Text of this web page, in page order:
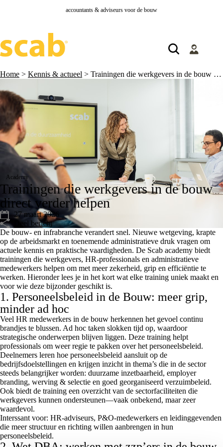
accountants & adviseurs voor de bouw
Home > Kennis & actueel > Trainingen die werkgevers in de bouw direct verder helpen
Academy
Trainingen die werkgevers in de bouw
direct verder helpen
27 maart 2026
Deel bericht
De bouw- en infrabranche verandert snel. Nieuwe wetgeving, krapte
op de arbeidsmarkt en toenemende administratieve druk vragen om
actuele kennis en praktische vaardigheden. De Scab academy biedt
trainingen die werkgevers, HR-professionals en administratieve
medewerkers helpen om met meer zekerheid, grip en efficiëntie te
werken. Hieronder lees je in het kort wat elke training uniek maakt en
voor wie deze bijzonder geschikt is.
1. Personeelsbeleid in de Bouw: meer grip,
minder ad hoc
Veel HR medewerkers in de bouw herkennen het gevoel continu
brandjes te blussen. Ad hoc taken slokken tijd op, waardoor
strategische onderwerpen blijven liggen. Deze training helpt
professionals om weer regie te pakken over het personeelsbeleid.
Deelnemers leren hoe personeelsbeleid aansluit op de
bedrijfsdoelstellingen en krijgen inzicht in thema’s die in de sector
steeds belangrijker worden: duurzame inzetbaarheid, employer
branding, werving & selectie en goed georganiseerd verzuimbeleid.
Ook biedt de training een overzicht van de sectorfaciliteiten die
werkgevers kunnen ondersteunen—vaak onbekend, maar zeer
waardevol.
Interssant voor: HR-adviseurs, P&O-medewerkers en leidinggevenden
die meer structuur en richting willen aanbrengen in hun
personeelsbeleid.